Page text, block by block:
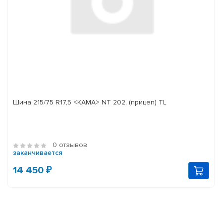
Шина 215/75 R17,5 <КАМА> NT 202, (прицеп) TL
0 отзывов
заканчивается
14 450 ₽